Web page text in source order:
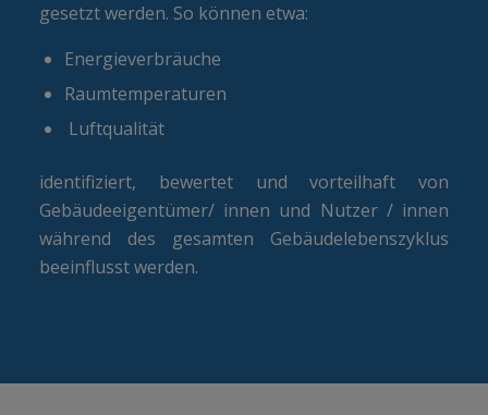
gesetzt werden. So können etwa:
Energieverbräuche
Raumtemperaturen
Luftqualität
identifiziert, bewertet und vorteilhaft von
Gebäudeeigentümer/ innen und Nutzer / innen
während des gesamten Gebäudelebenszyklus
beeinflusst werden.